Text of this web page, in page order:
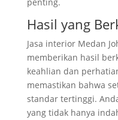
Hasil yang
Jasa interior Medan
memberikan hasil
keahlian dan
memastikan bahwa
standar tertinggi.
yang tidak hanya